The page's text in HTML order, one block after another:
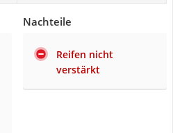
Nachteile
Reifen nicht
verstärkt